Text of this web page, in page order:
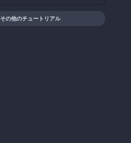
その他のチュートリアル